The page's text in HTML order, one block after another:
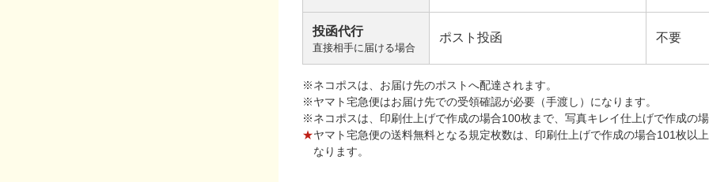
投函代行
直接相手に届ける場合
ポスト投函 不要
※ネコポスは、お届け先のポストへ配達されます。
※ヤマト宅急便はお届け先での受領確認が必要（手渡し）になります。
※ネコポスは、印刷仕上げで作成の場合100枚まで、写真キレイ仕上げで作成の
★ヤマト宅急便の送料無料となる規定枚数は、印刷仕上げで作成の場合101枚以
なります。